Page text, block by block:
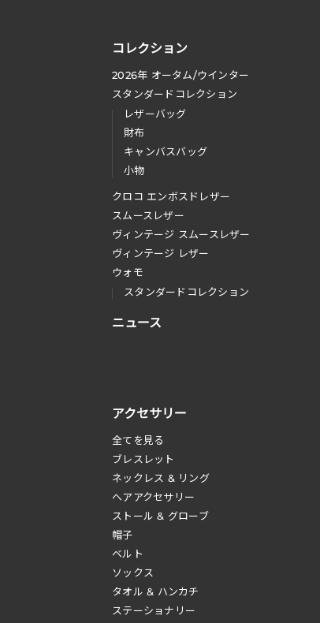
コレクション
2026年 オータム/ウインター
スタンダードコレクション
レザーバッグ
財布
キャンバスバッグ
小物
クロコ エンボスドレザー
スムースレザー
ヴィンテージ スムースレザー
ヴィンテージ レザー
ウォモ
スタンダードコレクション
ニュース
アクセサリー
全てを見る
ブレスレット
ネックレス & リング
へアアクセサリー
ストール & グローブ
帽子
ベルト
ソックス
タオル & ハンカチ
ステーショナリー